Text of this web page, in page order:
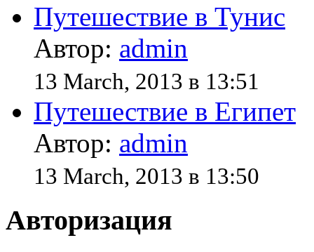
Путешествие в Тунис
Автор: admin
13 March, 2013 в 13:51
Путешествие в Египет
Автор: admin
13 March, 2013 в 13:50
Авторизация